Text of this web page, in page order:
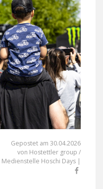
Gepostet am 30.04.2026
von Hostettler group /
Medienstelle Hoschi Days |